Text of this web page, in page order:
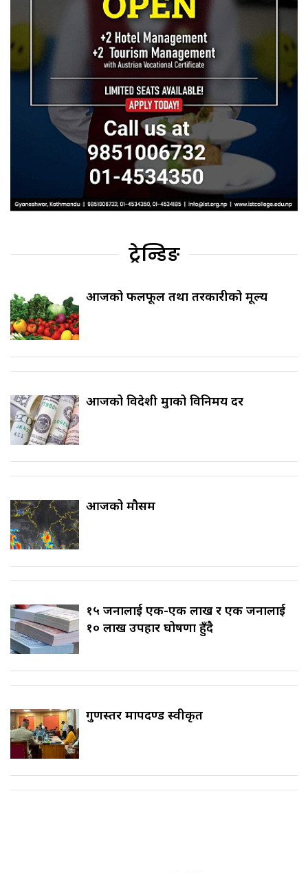
ट्रेन्डिङ
आजको फलफूल तथा तरकारीको मूल्य
आजको विदेशी मुद्राको विनिमय दर
आजको मौसम
१५ जनालाई एक-एक लाख र एक जनालाई
१० लाख उपहार घोषणा हुँदै
गुणस्तर मापदण्ड स्वीकृत